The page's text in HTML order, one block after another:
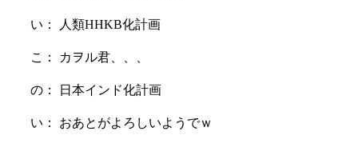
い： 人類HHKB化計画
こ： カヲル君、、、
の： 日本インド化計画
い： おあとがよろしいようでｗ